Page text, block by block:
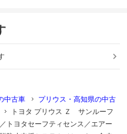
中古車
プリウス・高知県の中古
トヨタ プリウス Ｚ サンルーフ
ヨタセーフティセンス／エアー